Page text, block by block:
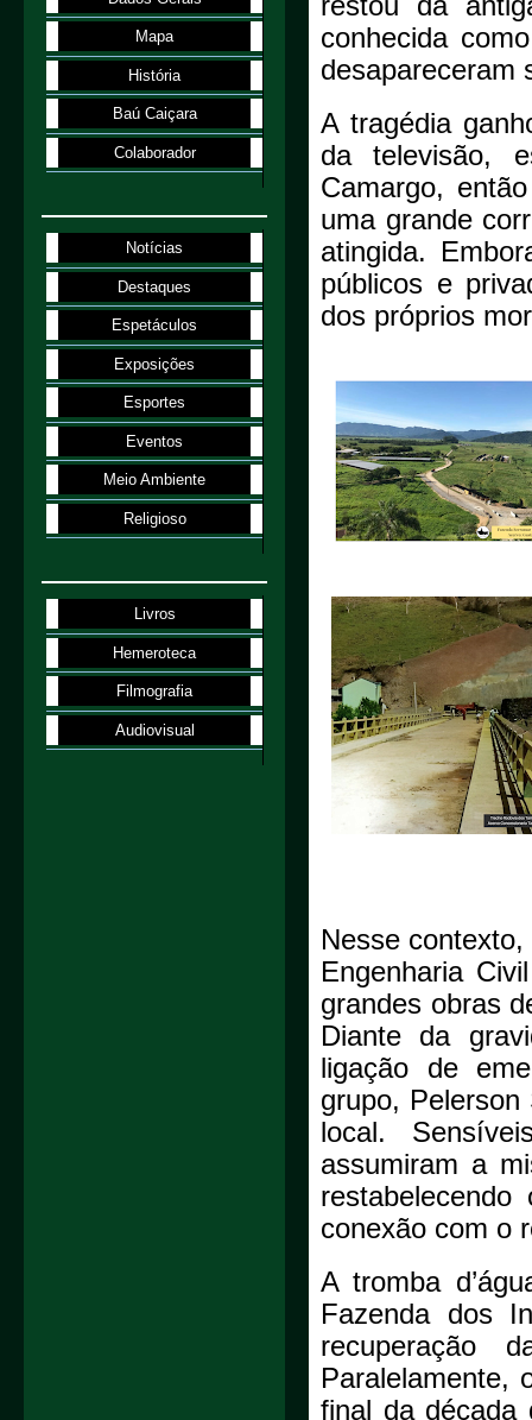
conhecida
desapareceram
A tragédia
da televisão,
Camargo,
uma grande
atingida.
públicos e
dos próprios
Nesse
Engenharia
grandes obras
Diante da
ligação de
grupo, Pelerson
local.
assumiram a
conexão com o
A tromba
Fazenda dos
recuperação
Paralelamente,
final da década
Mapa
História
Baú Caiçara
Colaborador
Notícias
Destaques
Espetáculos
Exposições
Esportes
Eventos
Meio Ambiente
Religioso
Livros
Hemeroteca
Filmografia
Audiovisual